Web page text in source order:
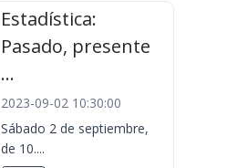
Estadística:
Pasado, presente
...
2023-09-02 10:30:00
Sábado 2 de septiembre,
de 10....